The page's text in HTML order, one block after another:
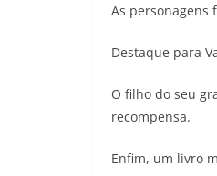
As personagens
Destaque para
O filho do seu
recompensa.
Enfim, um livro